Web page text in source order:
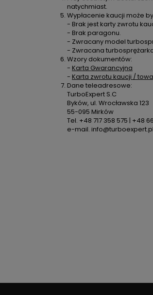
natychmiast.
Wypłacenie kaucji może
- Brak jest karty zwrotu
- Brak paragonu.
- Zwracany model
- Zwracana
Wzory dokumentów:
- Karta Gwarancyjna
- Karta zwrotu kaucji /
Dane teleadresowe:
TurboExpert S.C
Byków, ul. Wrocławska 123
55-095 Mirków
Tel. +48 717 358 575 | +48
e-mail. info@turboexpert.pl